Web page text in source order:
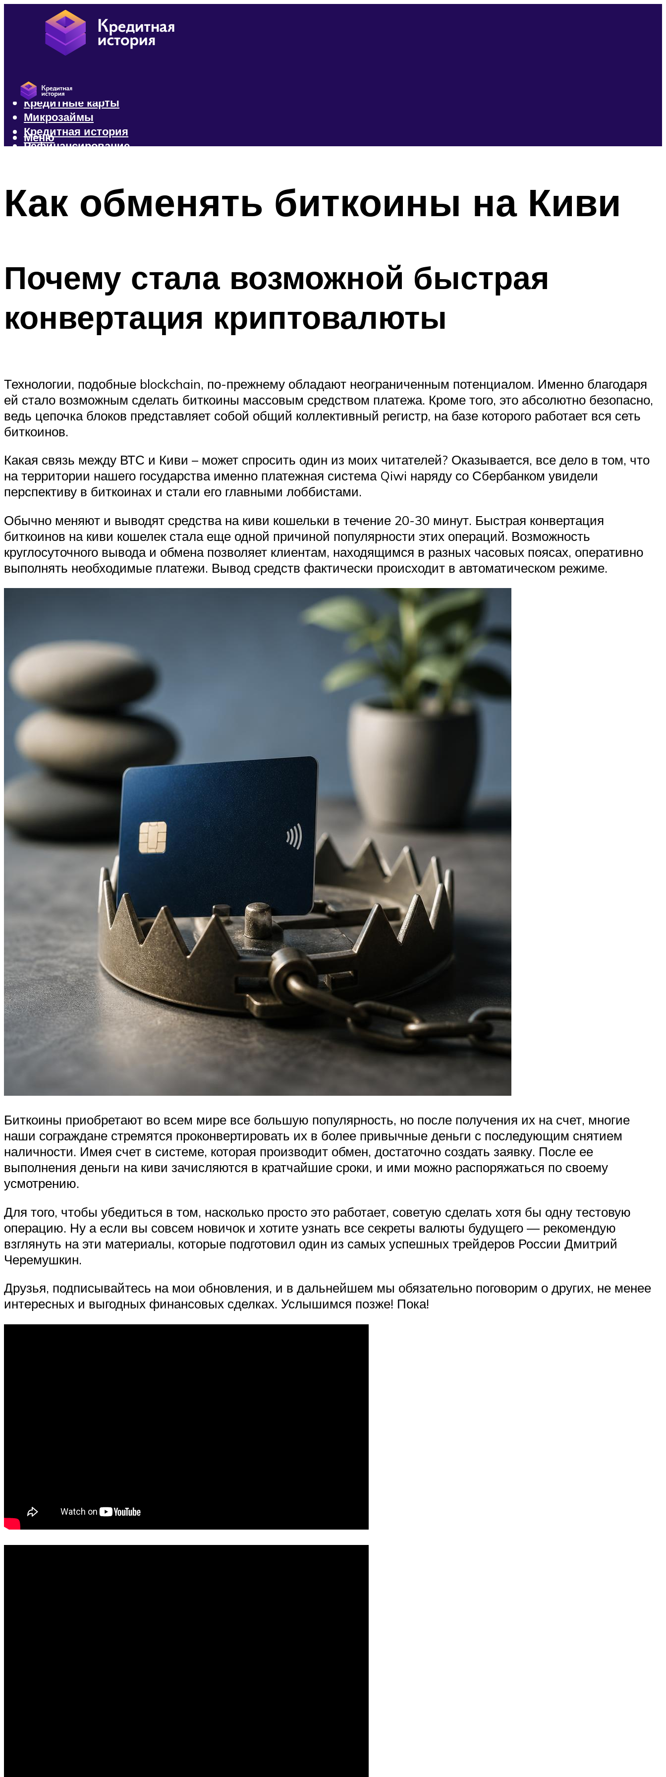
Кредиты
Кредитные карты
Микрозаймы
Кредитная история
Рефинансирование
Меню
Как обменять биткоины на Киви
Почему стала возможной быстрая
конвертация криптовалюты
Технологии, подобные blockchain, по-прежнему обладают неограниченным потенциалом. Именно благодаря
ей стало возможным сделать биткоины массовым средством платежа. Кроме того, это абсолютно безопасно,
ведь цепочка блоков представляет собой общий коллективный регистр, на базе которого работает вся сеть
биткоинов.
Какая связь между ВТС и Киви – может спросить один из моих читателей? Оказывается, все дело в том, что
на территории нашего государства именно платежная система Qiwi наряду со Сбербанком увидели
перспективу в биткоинах и стали его главными лоббистами.
Обычно меняют и выводят средства на киви кошельки в течение 20-30 минут. Быстрая конвертация
биткоинов на киви кошелек стала еще одной причиной популярности этих операций. Возможность
круглосуточного вывода и обмена позволяет клиентам, находящимся в разных часовых поясах, оперативно
выполнять необходимые платежи. Вывод средств фактически происходит в автоматическом режиме.
Биткоины приобретают во всем мире все большую популярность, но после получения их на счет, многие
наши сограждане стремятся проконвертировать их в более привычные деньги с последующим снятием
наличности. Имея счет в системе, которая производит обмен, достаточно создать заявку. После ее
выполнения деньги на киви зачисляются в кратчайшие сроки, и ими можно распоряжаться по своему
усмотрению.
Для того, чтобы убедиться в том, насколько просто это работает, советую сделать хотя бы одну тестовую
операцию. Ну а если вы совсем новичок и хотите узнать все секреты валюты будущего — рекомендую
взглянуть на эти материалы, которые подготовил один из самых успешных трейдеров России Дмитрий
Черемушкин.
Друзья, подписывайтесь на мои обновления, и в дальнейшем мы обязательно поговорим о других, не менее
интересных и выгодных финансовых сделках. Услышимся позже! Пока!